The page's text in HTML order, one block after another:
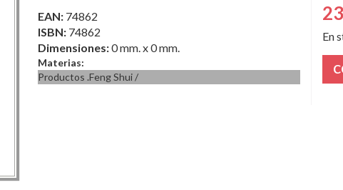
EAN: 74862
ISBN: 74862
Dimensiones:0 mm. x 0 mm.
Materias:
Productos .Feng Shui/
En